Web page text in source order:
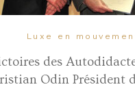
Luxe en
des
Odin Président